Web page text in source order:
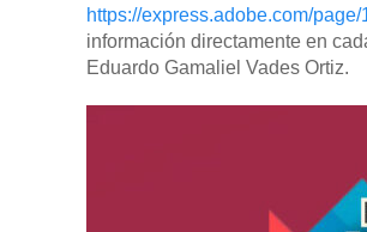
https://express.adobe.com/
información directamente en
Eduardo Gamaliel Vades Ortiz.